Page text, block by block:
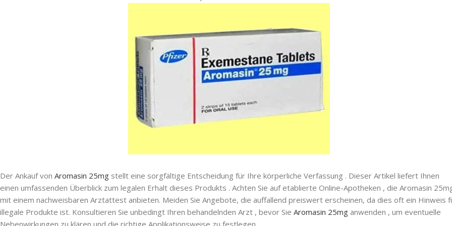
Der Ankauf von Aromasin 25mg stellt eine sorgfältige Entscheidung für Ihre körperliche Verfassung . Dieser Artikel liefert Ihnen
einen umfassenden Überblick zum legalen Erhalt dieses Produkts . Achten Sie auf etablierte Online-Apotheken , die Aromasin
mit einem nachweisbaren Arztattest anbieten. Meiden Sie Angebote, die auffallend preiswert erscheinen, da dies oft ein Hinweis
illegale Produkte ist. Konsultieren Sie unbedingt Ihren behandelnden Arzt , bevor Sie Aromasin 25mg anwenden , um eventuelle